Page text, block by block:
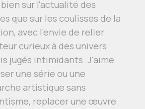
bien sur l'actualité des
que sur les coulisses de la
avec l'envie de relier
curieux à des univers
jugés intimidants. J'aime
une série ou une
artistique sans
replacer une œuvre